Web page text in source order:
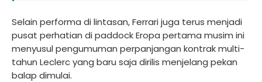
Selain performa di lintasan, Ferrari juga terus menjadi
pusat perhatian di paddock Eropa pertama musim ini
menyusul pengumuman perpanjangan kontrak multi-
tahun Leclerc yang baru saja dirilis menjelang pekan
balap dimulai.